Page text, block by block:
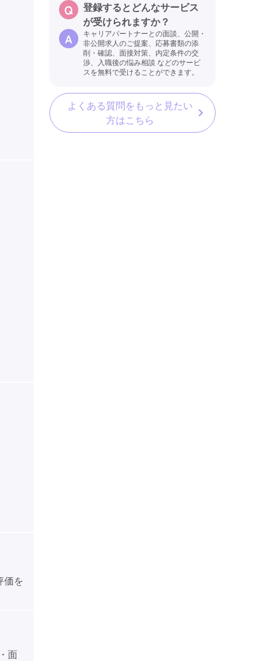
価を
面
登録するとどんなサービス
が受けられますか？
キャリアパートナーとの面談、公開・
非公開求人のご提案、応募書類の添
削・確認、面接対策、内定条件の交
渉、入職後の悩み相談 などのサービ
スを無料で受けることができます。
よくある質問をもっと見たい
方はこちら